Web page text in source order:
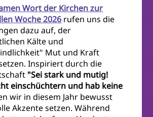
Wort der Kirchen zur
Woche 2026 rufen uns die
dazu auf, der
Kälte und
Mut und Kraft
Inspiriert durch die
"Sei stark und mutig!
einschüchtern und hab keine
wir in diesem Jahr bewusst
Akzente setzen. Während